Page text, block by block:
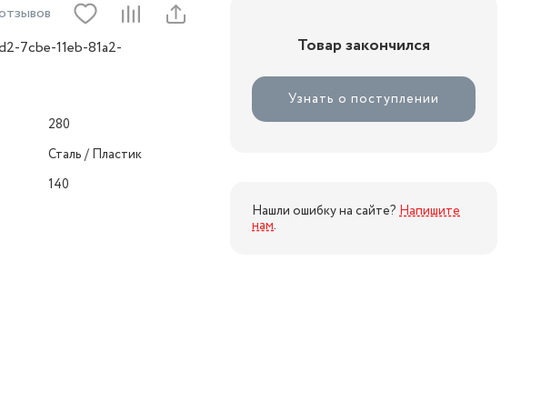
7cbe-11eb-81a2-
280
Сталь / Пластик
140
Товар закончился
Узнать о поступлении
Нашли ошибку на сайте? Напишите
нам.